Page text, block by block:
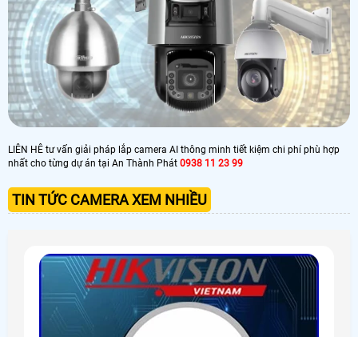
LIÊN HÊ tư vấn giải pháp lắp camera AI thông minh tiết kiệm chi phí phù hợp
nhất cho từng dự án tại An Thành Phát 0938 11 23 99
TIN TỨC CAMERA XEM NHIỀU